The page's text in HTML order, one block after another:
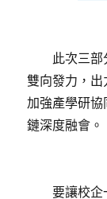
此次三
雙向發力，出
加強產學研
鏈深度融會。
要讓校企